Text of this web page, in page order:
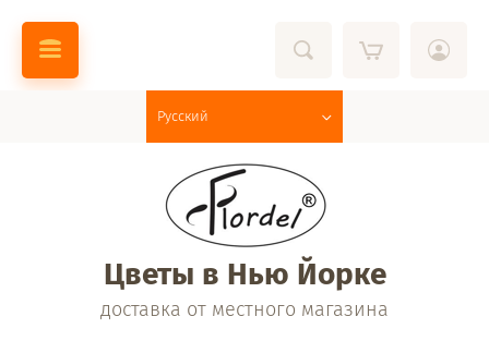
Русский
Цветы в Нью Йорке
доставка от местного магазина